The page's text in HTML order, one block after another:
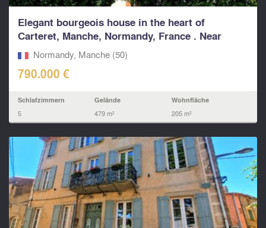
Elegant bourgeois house in the heart of
Carteret, Manche, Normandy, France . Near
beach,port...
Normandy, Manche (50)
790.000 €
Schlafzimmern
5
Gelände
479 m²
Wohnfläche
205 m²